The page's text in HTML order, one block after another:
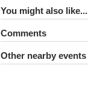
You might also like...
Comments
Other nearby events